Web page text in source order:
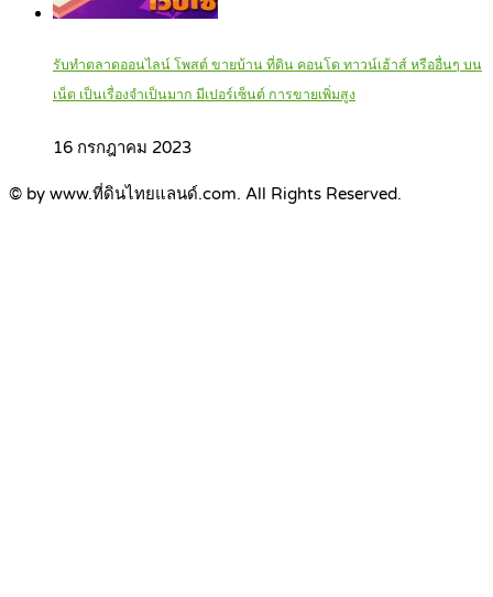
รับทำตลาดออนไลน์ โพสต์ ขายบ้าน ที่ดิน คอนโด ทาวน์เฮ้าส์ หรืออื่นๆ บน
เน็ต เป็นเรื่องจำเป็นมาก มีเปอร์เซ็นต์ การขายเพิ่มสูง
16 กรกฎาคม 2023
© by www.ที่ดินไทยแลนด์.com. All Rights Reserved.